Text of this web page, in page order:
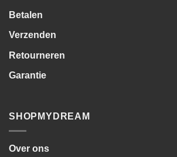
Betalen
Verzenden
Retourneren
Garantie
SHOPMYDREAM
Over ons